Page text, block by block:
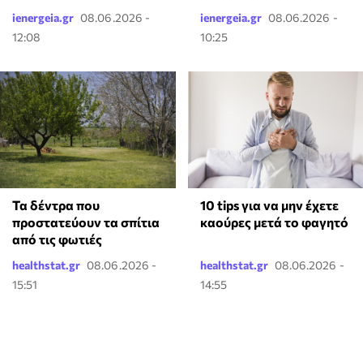
ienergeia.gr 08.06.2026 -
12:08
ienergeia.gr 08.06.2026 -
10:25
Τα δέντρα που
προστατεύουν τα σπίτια
από τις φωτιές
healthstat.gr 08.06.2026 -
15:51
10 tips για να μην έχετε
καούρες μετά το φαγητό
healthstat.gr 08.06.2026 -
14:55